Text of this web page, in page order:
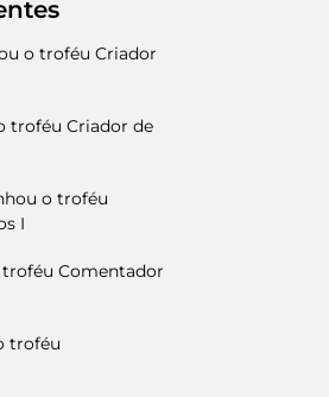
o troféu Criador
troféu Criador de
o troféu
I
Comentador
troféu